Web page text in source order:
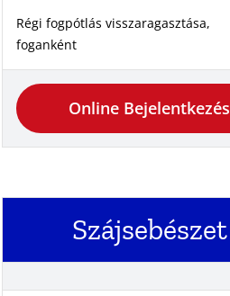
Régi fogpótlás visszaragasztása,
foganként
Online Bejelentkezés
Szájsebészet